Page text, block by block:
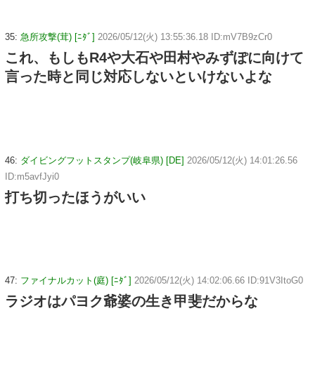
35: 急所攻撃(茸) [ﾆﾀﾞ] 2026/05/12(火) 13:55:36.18 ID:mV7B9zCr0
これ、もしもR4や大石や田村やみずぽに向けて
言った時と同じ対応しないといけないよな
46: ダイビングフットスタンプ(岐阜県) [DE] 2026/05/12(火) 14:01:26.56
ID:m5avfJyi0
打ち切ったほうがいい
47: ファイナルカット(庭) [ﾆﾀﾞ] 2026/05/12(火) 14:02:06.66 ID:91V3ItoG0
ラジオはパヨク爺婆の生き甲斐だからな